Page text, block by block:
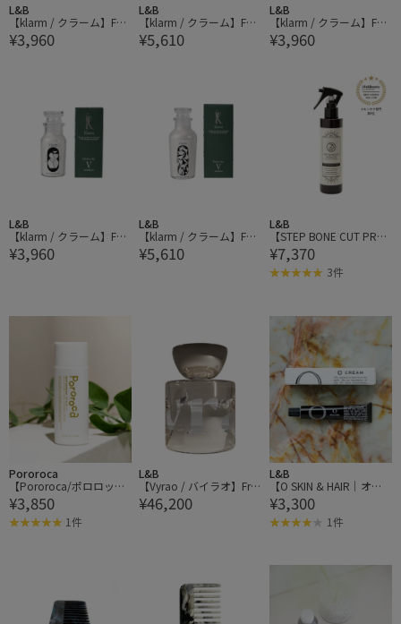
L&B
【klarm / クラーム】Fac
e Pack No.3 aging care 4
0g フェイスパック エイ
¥3,960
L&B
【klarm / クラーム】Fac
e Pack No.3 aging care 8
0g フェイスパック エイ
¥5,610
L&B
【klarm / クラーム】Fac
e Pack No.4 dry 40g フェ
イスパック ドライ
¥3,960
L&B
【klarm / クラーム】Fac
e Pack No.0 standard 40
g フェイスパック スタン
¥3,960
L&B
【klarm / クラーム】Fac
e Pack No.0 standard 80
g フェイスパック スタン
¥5,610
L&B
【STEP BONE CUT PRO
DUCTS｜ステップボーン
カットプロダクツ】生ミ
ネラルミスト+ 200ml
¥7,370
3件
Pororoca
【Pororoca/ポロロッ
カ】 マルチプロテクター
(日焼け止め)
¥3,850
1件
L&B
【Vyrao / バイラオ】Fra
grance（香水）The Sixth
¥46,200
L&B
【O SKIN & HAIR｜オ
ー・スキン アンド ヘ
ア】O CREAM オー・ク
リーム 50g
¥3,300
1件